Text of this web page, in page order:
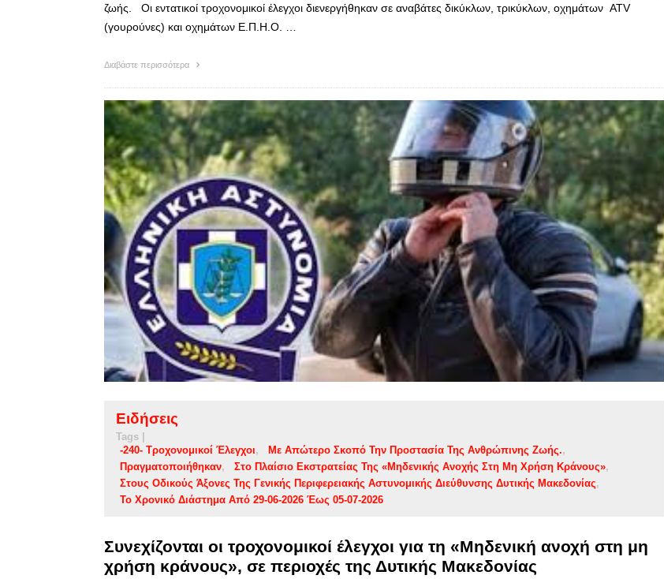
ζωής. Οι εντατικοί τροχονομικοί έλεγχοι διενεργήθηκαν σε αναβάτες δικύκλων, τρικύκλων, οχημάτων ATV
(γουρούνες) και οχημάτων Ε.Π.Η.Ο. …
Διαβάστε περισσότερα
Ειδήσεις
Tags |
-240- Τροχονομικοί Έλεγχοι
Με Απώτερο Σκοπό Την Προστασία Της Ανθρώπινης Ζωής.
Πραγματοποιήθηκαν
Στο Πλαίσιο Εκστρατείας Της «Μηδενικής Ανοχής Στη Μη Χρήση Κράνους»
Στους Οδικούς Άξονες Της Γενικής Περιφερειακής Αστυνομικής Διεύθυνσης Δυτικής Μακεδονίας
Το Χρονικό Διάστημα Από 29-06-2026 Έως 05-07-2026
Συνεχίζονται οι τροχονομικοί έλεγχοι για τη «Μηδενική ανοχή στη μη
χρήση κράνους», σε περιοχές της Δυτικής Μακεδονίας